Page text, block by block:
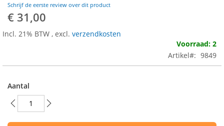
gallerij
Schrijf de eerste review over dit product
€ 31,00
Incl. 21% BTW , excl. verzendkosten
Voorraad: 2
Artikel
9849
Aantal